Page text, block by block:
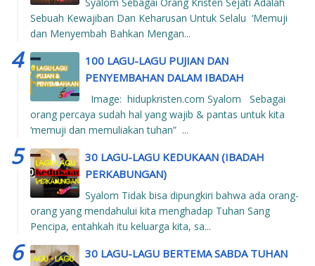
Sebuah Kewajiban Dan Keharusan Untuk Selalu ‘Memuji
dan Menyembah Bahkan Mengan...
100 LAGU-LAGU PUJIAN DAN
PENYEMBAHAN DALAM IBADAH
Image: hidupkristen.com Syalom Sebagai
orang percaya sudah hal yang wajib & pantas untuk kita
‘memuji dan memuliakan tuhan” ...
30 LAGU-LAGU KEDUKAAN (IBADAH
PERKABUNGAN)
Syalom Tidak bisa dipungkiri bahwa ada orang-
orang yang mendahului kita menghadap Tuhan Sang
Pencipa, entahkah itu keluarga kita, sa...
30 LAGU-LAGU BERTEMA SABDA TUHAN